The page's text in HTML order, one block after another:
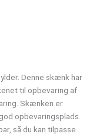
Denne skænk har
til opbevaring af
Skænken er
opbevaringsplads.
så du kan tilpasse